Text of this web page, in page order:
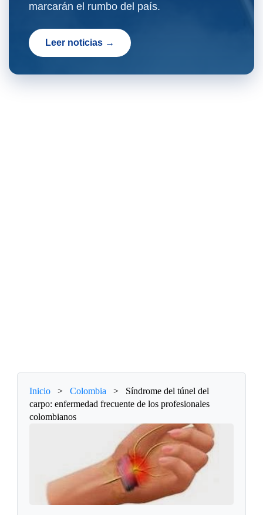
marcarán el rumbo del país.
Leer noticias →
Inicio > Colombia >
Síndrome del túnel del
carpo: enfermedad frecuente de los profesionales
colombianos